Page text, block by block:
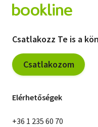
Csatlakozz Te is a
Csatlakozom
Elérhetőségek
+36 1 235 60 70